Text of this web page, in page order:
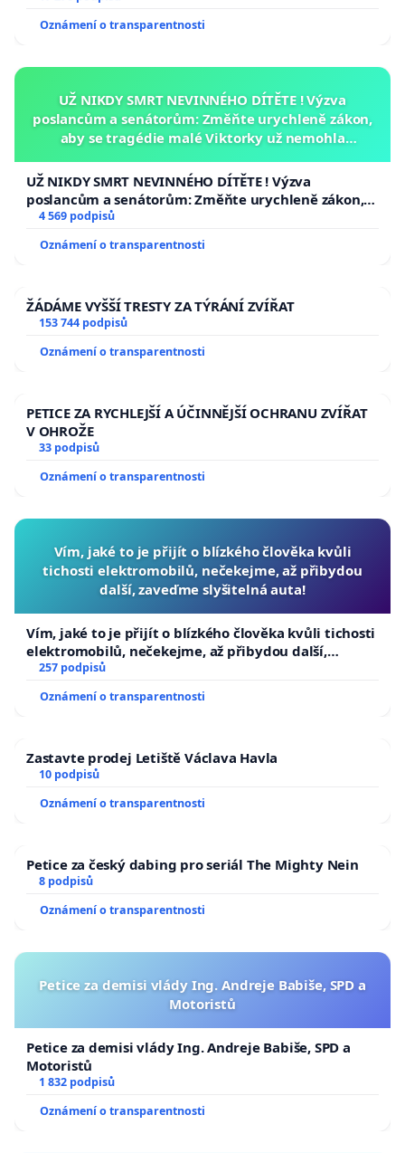
Oznámení o transparentnosti
UŽ NIKDY SMRT NEVINNÉHO DÍTĚTE ! Výzva
poslancům a senátorům: Změňte urychleně zákon,
aby se tragédie malé Viktorky už nemohla
UŽ NIKDY SMRT NEVINNÉHO DÍTĚTE ! Výzva
poslancům a senátorům: Změňte urychleně zákon,
aby se tragédie malé Viktorky už nemohla opakovat!
4 569 podpisů
Oznámení o transparentnosti
ŽÁDÁME VYŠŠÍ TRESTY ZA TÝRÁNÍ ZVÍŘAT
153 744 podpisů
Oznámení o transparentnosti
PETICE ZA RYCHLEJŠÍ A ÚČINNĚJŠÍ OCHRANU ZVÍŘAT
V OHROŽE
33 podpisů
Oznámení o transparentnosti
Vím, jaké to je přijít o blízkého člověka kvůli
tichosti elektromobilů, nečekejme, až přibydou
další, zaveďme slyšitelná auta!
Vím, jaké to je přijít o blízkého člověka kvůli tichosti
elektromobilů, nečekejme, až přibydou další,
zaveďme slyšitelná auta!
257 podpisů
Oznámení o transparentnosti
Zastavte prodej Letiště Václava Havla
10 podpisů
Oznámení o transparentnosti
Petice za český dabing pro seriál The Mighty Nein
8 podpisů
Oznámení o transparentnosti
Petice za demisi vlády Ing. Andreje Babiše, SPD a
Motoristů
Petice za demisi vlády Ing. Andreje Babiše, SPD a
Motoristů
1 832 podpisů
Oznámení o transparentnosti